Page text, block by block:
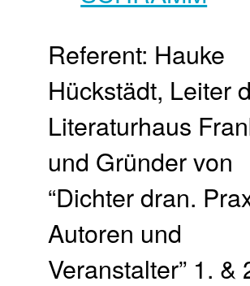
Referent: Hauke
Hückstädt, Leiter
Literaturhaus
und Gründer von
“Dichter dran.
Autoren und
Veranstalter” 1. &